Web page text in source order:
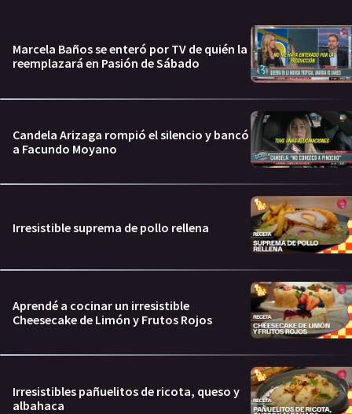
Marcela Baños se enteró por TV de quién la
reemplazará en Pasión de Sábado
Candela Arizaga rompió el silencio y bancó
a Facundo Moyano
Irresistible suprema de pollo rellena
Aprendé a cocinar un irresistible
Cheesecake de Limón y Frutos Rojos
Irresistibles pañuelitos de ricota, queso y
albahaca